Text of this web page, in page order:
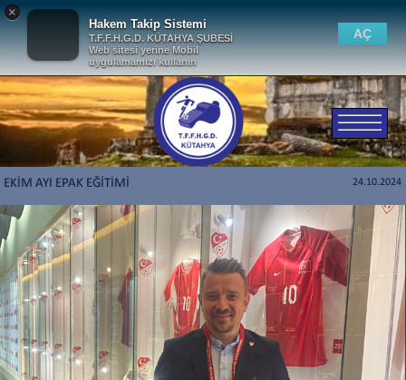
×
Hakem Takip Sistemi
T.F.F.H.G.D. KÜTAHYA ŞUBESİ
Web sitesi yerine Mobil
uygulamamızı kullanın
AÇ
EKİM AYI EPAK EĞİTİMİ 24.10.2024